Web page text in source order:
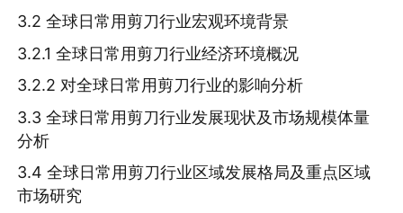
3.2 全球日常用剪刀行业宏观环境背景
3.2.1 全球日常用剪刀行业经济环境概况
3.2.2 对全球日常用剪刀行业的影响分析
3.3 全球日常用剪刀行业发展现状及市场规模体量
分析
3.4 全球日常用剪刀行业区域发展格局及重点区域
市场研究